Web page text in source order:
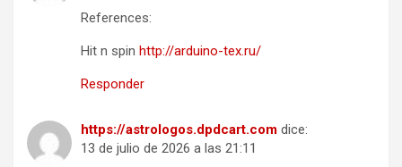
References:
Hit n spin http://arduino-tex.ru/
Responder
https://astrologos.dpdcart.com dice:
13 de julio de 2026 a las 21:11